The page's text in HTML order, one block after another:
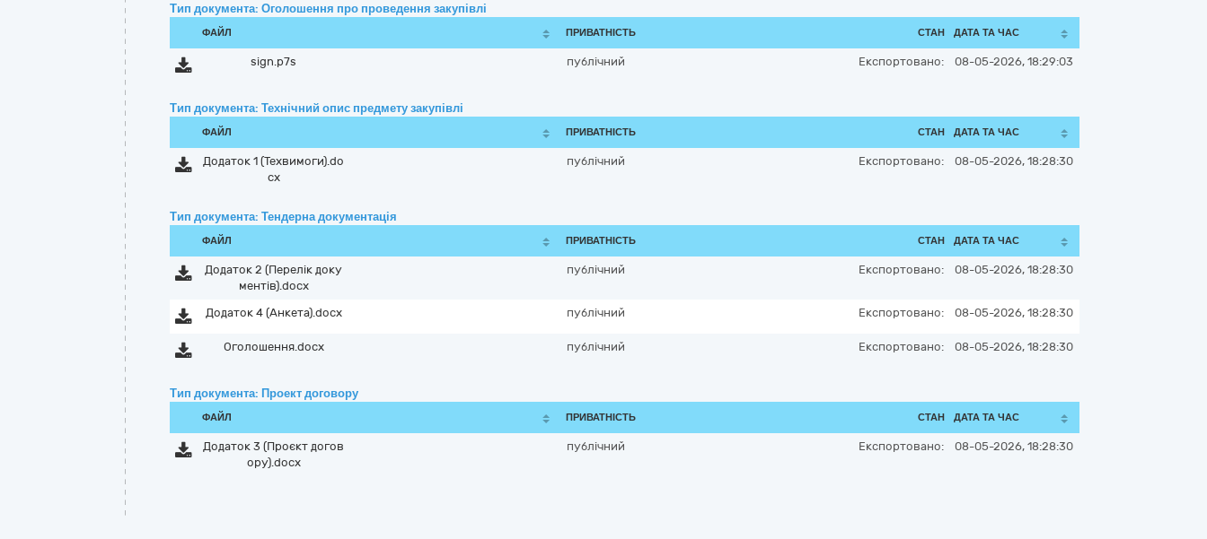
Тип документа: Оголошення про проведення закупівлі
ФАЙЛ ПРИВАТНІСТЬ СТАН ДАТА ТА ЧАС
sign.p7s публічний Експортовано: 08-05-2026, 18:29:03
Тип документа: Технічний опис предмету закупівлі
ФАЙЛ ПРИВАТНІСТЬ СТАН ДАТА ТА ЧАС
Додаток 1 (Техвимоги).do
cx
публічний Експортовано: 08-05-2026, 18:28:30
Тип документа: Тендерна документація
ФАЙЛ ПРИВАТНІСТЬ СТАН ДАТА ТА ЧАС
Додаток 2 (Перелік доку
ментів).docx
публічний Експортовано: 08-05-2026, 18:28:30
Додаток 4 (Анкета).docx публічний Експортовано: 08-05-2026, 18:28:30
Оголошення.docx публічний Експортовано: 08-05-2026, 18:28:30
Тип документа: Проект договору
ФАЙЛ ПРИВАТНІСТЬ СТАН ДАТА ТА ЧАС
Додаток 3 (Проєкт догов
ору).docx
публічний Експортовано: 08-05-2026, 18:28:30